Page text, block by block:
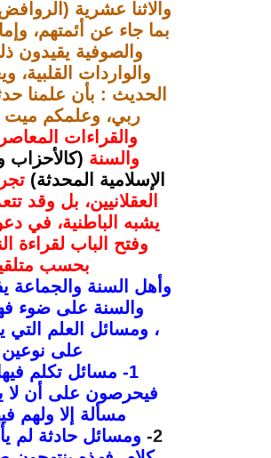
والاثنا عشرية
بما جاء عن أئمتهم،
والصوفية يقيدون
والواردات القلبية،
الحديث : بأن علمنا
ربي، وعلمكم
والقراءات
والسنة (كالأحزاب
الإسلامية المحدثة)
العقلانيين، بل وقد
يشبه الباطنية، في
وفتح الباب لقراءة
بحسب
وأهل السنة والجماعة
والسنة على ضوء
، ومسائل العلم التي
على
1- مسائل تكلم
فيحرصون على أن لا
مسألة إلا ولهم
2-
ومسائل حادثة لم